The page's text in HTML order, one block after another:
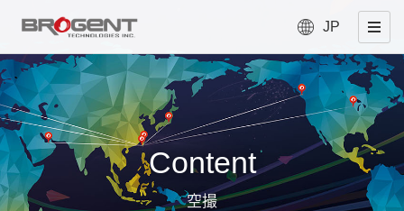
JP
Content
空撮